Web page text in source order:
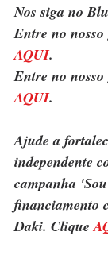
Nos siga no
Entre no
AQUI.
Entre no
AQUI.
Ajude a
independente
campanha
financiamento
Daki. Clique